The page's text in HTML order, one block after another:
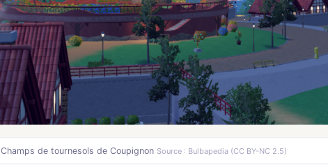
Champs de tournesols de Coupignon Source : Bulbapedia (CC BY-NC 2.5)